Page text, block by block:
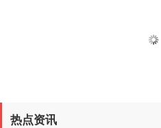
热点资讯